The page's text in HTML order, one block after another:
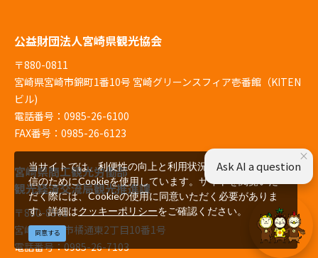
公益財団法人宮崎県観光協会
〒880-0811
宮崎県宮崎市錦町1番10号 宮崎グリーンスフィア壱番館（KITEN
ビル)
電話番号：0985-26-6100
FAX番号：0985-26-6123
宮崎県商工観光労働部
観光経済交流局観光推進課
〒880-8501
宮崎県宮崎市橘通東2丁目10番1号
電話番号：0985-26-7103
当サイトでは、利便性の向上と利用状況の解析、広告配
信のためにCookieを使用しています。サイトを閲覧いた
だく際には、Cookieの使用に同意いただく必要がありま
す。詳細はクッキーポリシーをご確認ください。
同意する
×
Ask AI a question